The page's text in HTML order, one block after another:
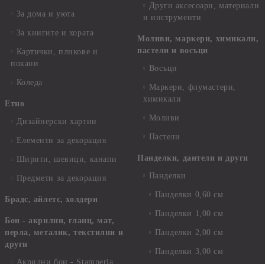
За дома и уюта
За книгите и хората
Картички, пликове и
покани
Коледа
Етно
Дизайнерски хартии
Елементи за декорация
Ширити, шевици, канапи
Предмети за декорация
Брадс, айлетс, холдери
Бои - акрилни, гланц, мат,
перла, металик, текстилни и
други
Акрилни бои - Stamperia
Други аксесоари, материали
и инструменти
Моливи, маркери, химикали,
пастели и восъци
Восъци
Маркери, флумастери,
химикали
Моливи
Пастели
Панделки, дантели и други
Панделки
Панделки 0,60 см
Панделки 1,00 см
Панделки 2,00 см
Панделки 3,00 см